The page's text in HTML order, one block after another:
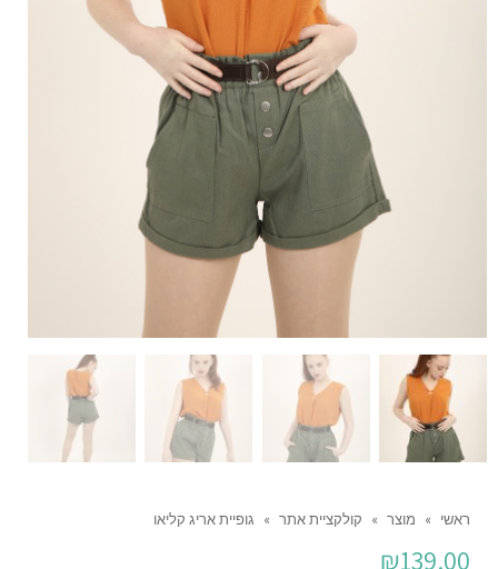
ראשי » מוצר » קולקציית אתר » גופיית אריג קליאו
₪139.00